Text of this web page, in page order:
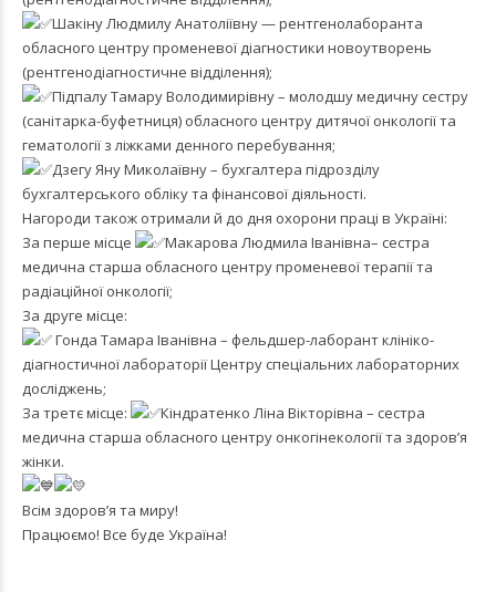
Шакіну Людмилу Анатоліївну — рентгенолаборанта
обласного центру променевої діагностики новоутворень
(рентгенодіагностичне відділення);
Підпалу Тамару Володимирівну – молодшу медичну сестру
(санітарка-буфетниця) обласного центру дитячої онкології та
гематології з ліжками денного перебування;
Дзегу Яну Миколаївну – бухгалтера підрозділу
бухгалтерського обліку та фінансової діяльності.
Нагороди також отримали й до дня охорони праці в Україні:
За перше місце
Макарова Людмила Іванівна– сестра
медична старша обласного центру променевої терапії та
радіаційної онкології;
За друге місце:
Гонда Тамара Іванівна – фельдшер-лаборант клініко-
діагностичної лабораторії Центру спеціальних лабораторних
досліджень;
За третє місце:
Кіндратенко Ліна Вікторівна – сестра
медична старша обласного центру онкогінекології та здоров’я
жінки.
Всім здоров’я та миру!
Працюємо! Все буде Україна!